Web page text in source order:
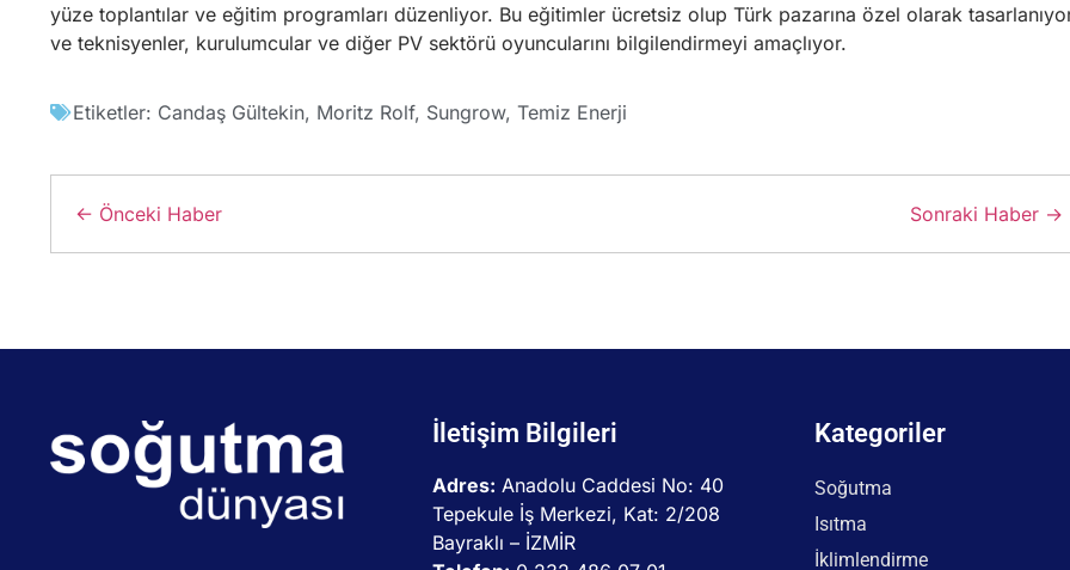
yüze toplantılar ve eğitim programları düzenliyor. Bu eğitimler ücretsiz olup Türk pazarına özel olarak
ve teknisyenler, kurulumcular ve diğer PV sektörü oyuncularını bilgilendirmeyi amaçlıyor.
Etiketler: Candaş Gültekin, Moritz Rolf, Sungrow, Temiz Enerji
← Önceki Haber Sonraki Haber →
İletişim Bilgileri
Adres: Anadolu Caddesi No: 40
Tepekule İş Merkezi, Kat: 2/208
Bayraklı – İZMİR
Kategoriler
Soğutma
Isıtma
İklimlendirme